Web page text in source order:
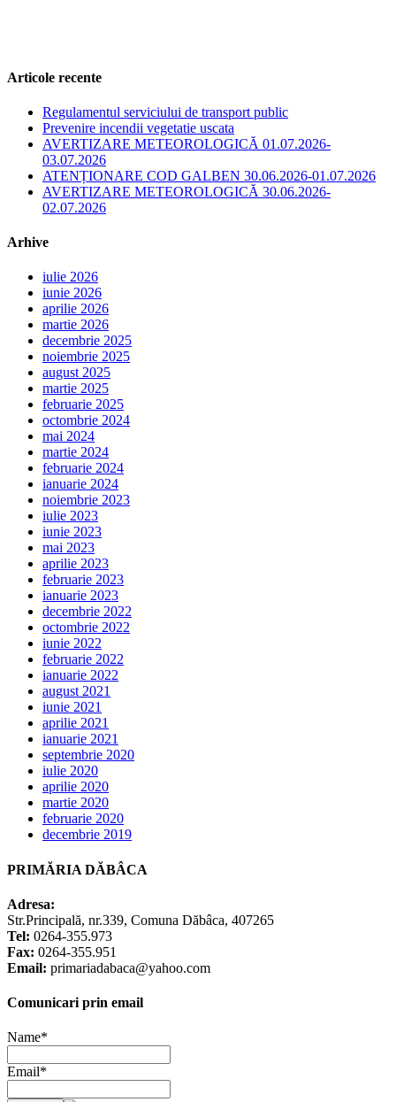
Articole recente
Regulamentul serviciului de transport public
Prevenire incendii vegetatie uscata
AVERTIZARE METEOROLOGICĂ 01.07.2026-
03.07.2026
ATENȚIONARE COD GALBEN 30.06.2026-01.07.2026
AVERTIZARE METEOROLOGICĂ 30.06.2026-
02.07.2026
Arhive
iulie 2026
iunie 2026
aprilie 2026
martie 2026
decembrie 2025
noiembrie 2025
august 2025
martie 2025
februarie 2025
octombrie 2024
mai 2024
martie 2024
februarie 2024
ianuarie 2024
noiembrie 2023
iulie 2023
iunie 2023
mai 2023
aprilie 2023
februarie 2023
ianuarie 2023
decembrie 2022
octombrie 2022
iunie 2022
februarie 2022
ianuarie 2022
august 2021
iunie 2021
aprilie 2021
ianuarie 2021
septembrie 2020
iulie 2020
aprilie 2020
martie 2020
februarie 2020
decembrie 2019
PRIMĂRIA DĂBÂCA
Adresa:
Str.Principală, nr.339, Comuna Dăbâca, 407265
Tel: 0264-355.973
Fax: 0264-355.951
Email: primariadabaca@yahoo.com
Comunicari prin email
Name*
Email*